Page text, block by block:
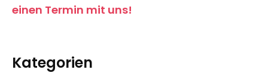
einen Termin mit uns!
Kategorien